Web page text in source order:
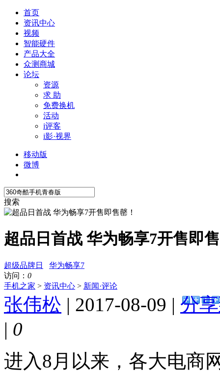
首页
资讯中心
视频
智能硬件
产品大全
众测商城
论坛
资源
求 助
免费换机
活动
i评客
i影·视界
移动版
微博
搜索
超品日首战 华为畅享7开售即
超级品牌日
华为畅享7
访问： 0
手机之家 > 资讯中心 > 新闻·评论
张伟松 | 2017-08-09 | 分
| 0
进入8月以来，各大电商